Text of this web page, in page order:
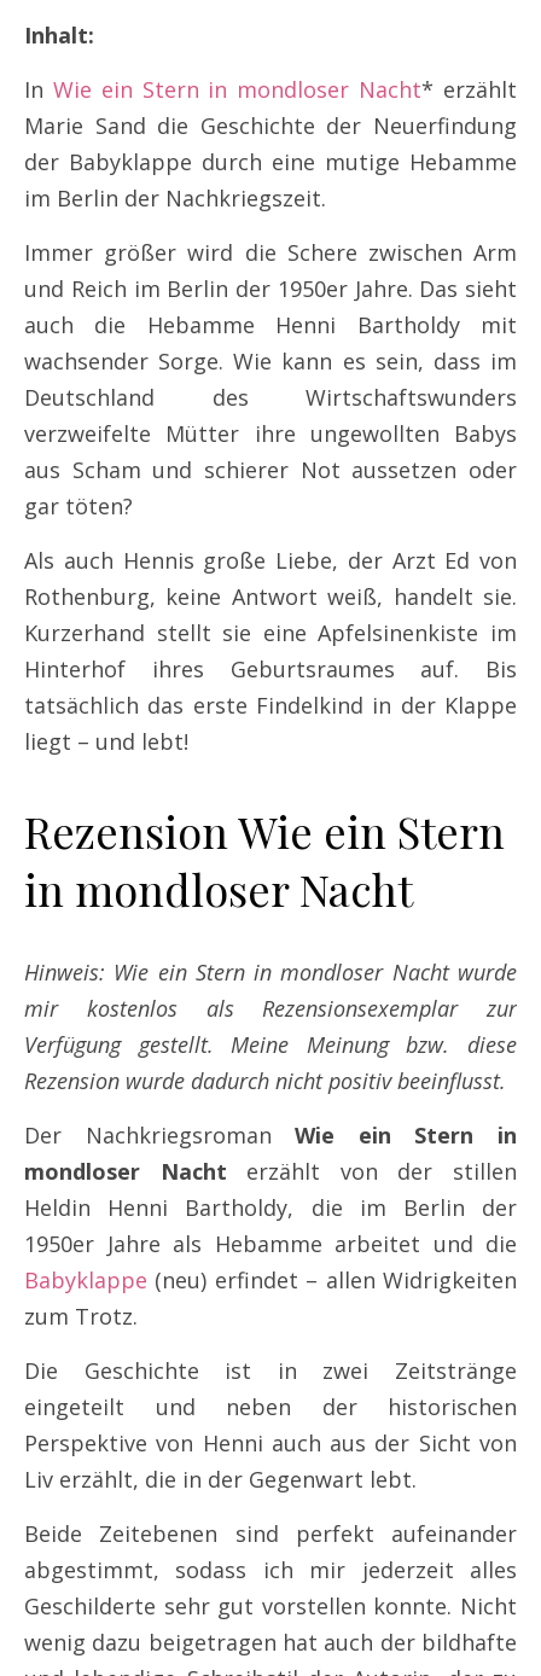
Inhalt:
In Wie ein Stern in mondloser Nacht* erzählt
Marie Sand die Geschichte der Neuerfindung
der Babyklappe durch eine mutige Hebamme
im Berlin der Nachkriegszeit.
Immer größer wird die Schere zwischen Arm
und Reich im Berlin der 1950er Jahre. Das sieht
auch die Hebamme Henni Bartholdy mit
wachsender Sorge. Wie kann es sein, dass im
Deutschland des Wirtschaftswunders
verzweifelte Mütter ihre ungewollten Babys
aus Scham und schierer Not aussetzen oder
gar töten?
Als auch Hennis große Liebe, der Arzt Ed von
Rothenburg, keine Antwort weiß, handelt sie.
Kurzerhand stellt sie eine Apfelsinenkiste im
Hinterhof ihres Geburtsraumes auf. Bis
tatsächlich das erste Findelkind in der Klappe
liegt – und lebt!
Rezension Wie ein Stern
in mondloser Nacht
Hinweis: Wie ein Stern in mondloser Nacht wurde
mir kostenlos als Rezensionsexemplar zur
Verfügung gestellt. Meine Meinung bzw. diese
Rezension wurde dadurch nicht positiv beeinflusst.
Der NachkriegsromanWie ein Stern in
mondloser Nacht erzählt von der stillen
Heldin Henni Bartholdy, die im Berlin der
1950er Jahre als Hebamme arbeitet und die
Babyklappe (neu) erfindet – allen Widrigkeiten
zum Trotz.
Die Geschichte ist in zwei Zeitstränge
eingeteilt und neben der historischen
Perspektive von Henni auch aus der Sicht von
Liv erzählt, die in der Gegenwart lebt.
Beide Zeitebenen sind perfekt aufeinander
abgestimmt, sodass ich mir jederzeit alles
Geschilderte sehr gut vorstellen konnte. Nicht
wenig dazu beigetragen hat auch der bildhafte